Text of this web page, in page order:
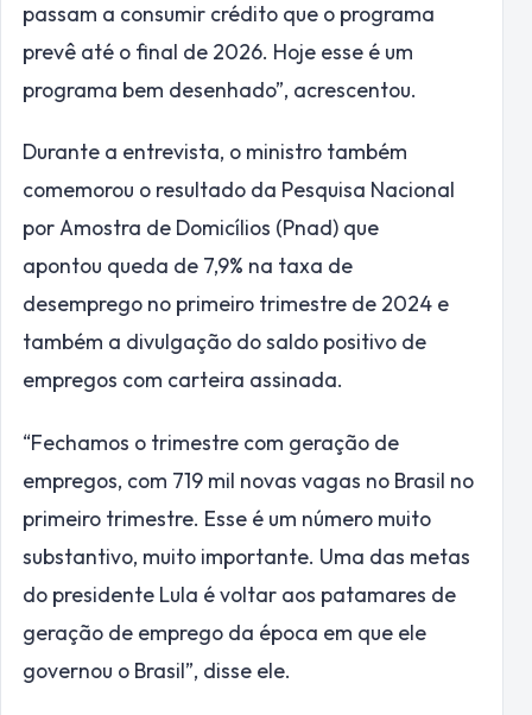
passam a consumir crédito que o programa
prevê até o final de 2026. Hoje esse é um
programa bem desenhado”, acrescentou.
Durante a entrevista, o ministro também
comemorou o resultado da Pesquisa Nacional
por Amostra de Domicílios (Pnad) que
apontou queda de 7,9% na taxa de
desemprego no primeiro trimestre de 2024 e
também a divulgação do saldo positivo de
empregos com carteira assinada.
“Fechamos o trimestre com geração de
empregos, com 719 mil novas vagas no Brasil no
primeiro trimestre. Esse é um número muito
substantivo, muito importante. Uma das metas
do presidente Lula é voltar aos patamares de
geração de emprego da época em que ele
governou o Brasil”, disse ele.